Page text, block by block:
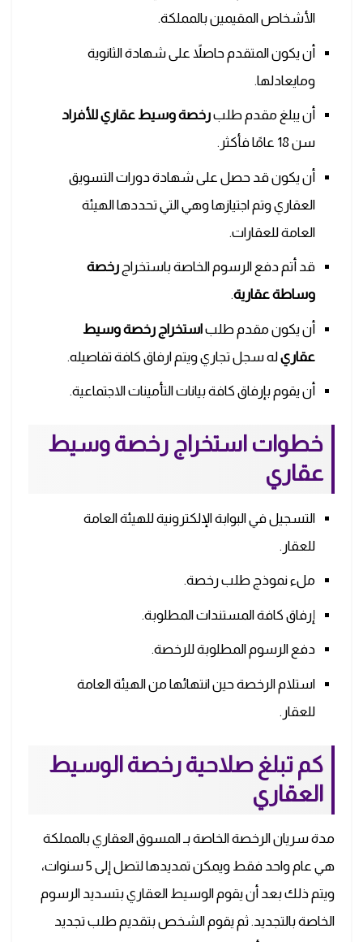
الأشخاص المقيمين بالمملكة.
أن يكون المتقدم حاصلاً على شهادة الثانوية
ومايعادلها.
أن يبلغ مقدم طلبرخصة وسيط عقاري للأفراد
سن 18 عامًا فأكثر.
أن يكون قد حصل على شهادة دورات التسويق
العقاري وتم اجتيازها وهي التي تحددها الهيئة
العامة للعقارات.
قد أتم دفع الرسوم الخاصة باستخراج رخصة
وساطة عقارية.
أن يكون مقدم طلباستخراج رخصة وسيط
عقاريله سجل تجاري ويتم ارفاق كافة تفاصيله.
أن يقوم بإرفاق كافة بيانات التأمينات الاجتماعية.
خطوات استخراج رخصة وسيط
عقاري
التسجيل في البوابة الإلكترونية للهيئة العامة
للعقار.
ملء نموذج طلب رخصة.
إرفاق كافة المستندات المطلوبة.
دفع الرسوم المطلوبة للرخصة.
استلام الرخصة حين انتهائها من الهيئة العامة
للعقار.
كم تبلغ صلاحية رخصة الوسيط
العقاري
مدة سريان الرخصة الخاصة بـ المسوق العقاري بالمملكة
هي عام واحد فقط ويمكن تمديدها لتصل إلى 5 سنوات،
ويتم ذلك بعد أن يقوم الوسيط العقاري بتسديد الرسوم
الخاصة بالتجديد. ثم يقوم الشخص بتقديم طلب تجديد